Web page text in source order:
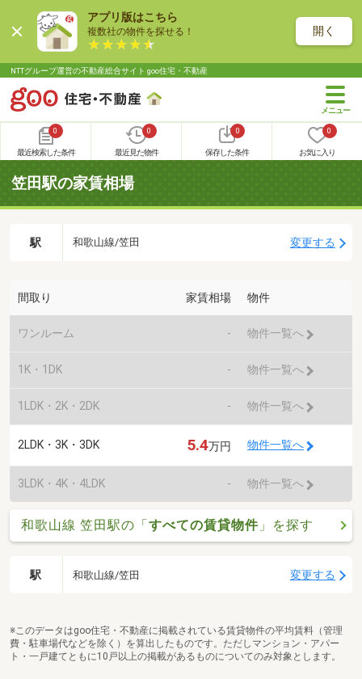
アプリ版はこちら
複数社の物件を探せる！ 開く
NTTグループ運営の不動産総合サイト goo住宅・不動産
0
最近検索した条件
0
最近見た物件
0
保存した条件
0
お気に入り
笠田駅の家賃相場
駅 和歌山線/笠田 変更する
間取り 家賃相場 物件
ワンルーム - 物件一覧へ
1K・1DK - 物件一覧へ
1LDK・2K・2DK - 物件一覧へ
2LDK・3K・3DK 5.4万円 物件一覧へ
3LDK・4K・4LDK - 物件一覧へ
和歌山線 笠田駅の「すべての賃貸物件 」を探す
駅 和歌山線/笠田 変更する
※このデータはgoo住宅・不動産に掲載されている賃貸物件の平均賃料（管理
費・駐車場代などを除く）を算出したものです。ただしマンション・アパー
ト・一戸建てともに10戸以上の掲載があるものについてのみ対象とします。